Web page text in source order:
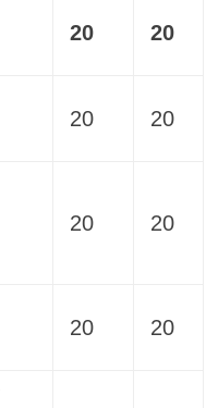
20 20
20 20
20 20
20 20